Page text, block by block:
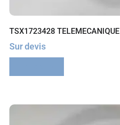
TSX1723428 TELEMECANIQUE
Sur devis